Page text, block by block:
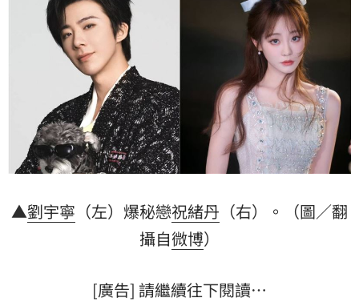
▲劉宇寧 （左）爆秘戀祝緒丹 （右）。（圖／翻
攝自微博）
[廣告] 請繼續往下閱讀…